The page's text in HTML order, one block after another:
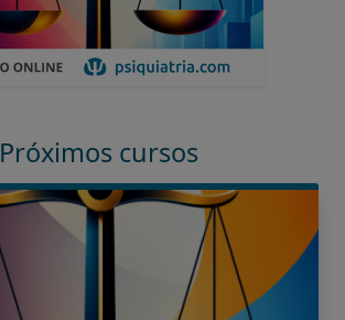
Próximos cursos